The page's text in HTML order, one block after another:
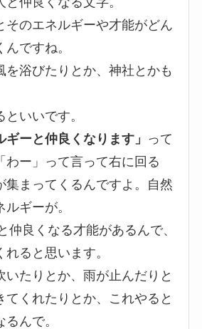
そのエネルギーや才能がどん
ですね。
を浴びたりとか、神社とかも
いいです。
ギーと仲良くなります」 って
わー」って言って右に回る
集まってくるんですよ。自然
ギーが。
仲良くなる才能があるんで、
ると思います。
いたりとか、雨が止んだりと
てくれたりとか、これやると
んで。